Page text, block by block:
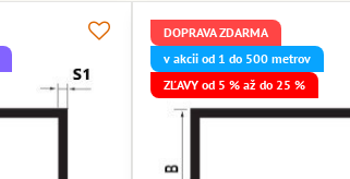
DOPRAVA ZDARMA
v akcii od 1 do 500 metrov
ZĽAVY od 5 % až do 25 %